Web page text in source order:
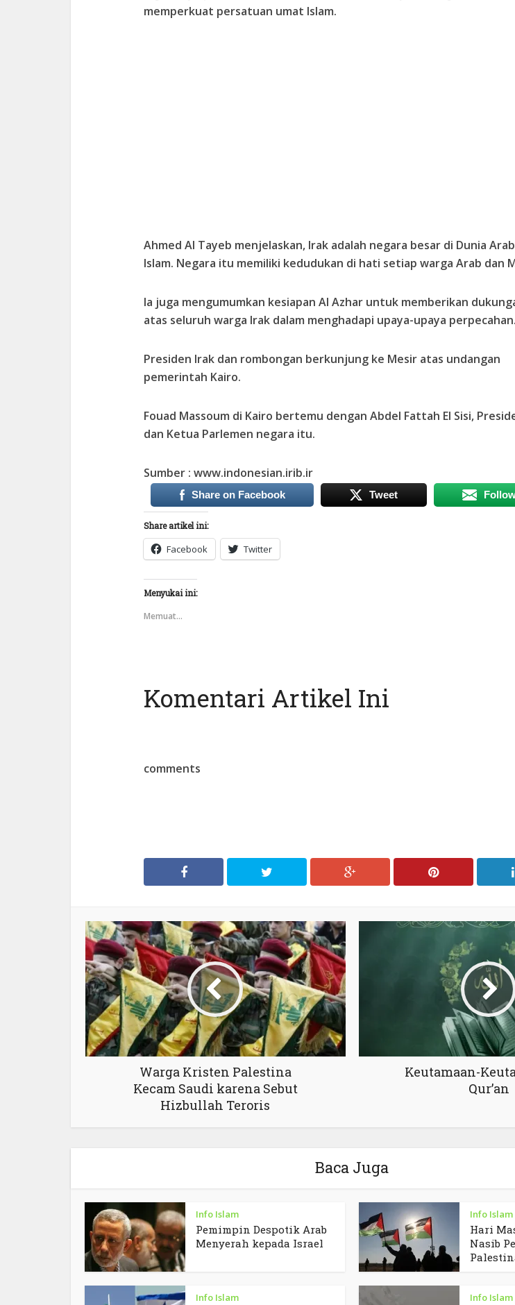
memperkuat persatuan umat Islam.
Ahmed Al Tayeb menjelaskan, Irak adalah negara besar di Dunia
Islam. Negara itu memiliki kedudukan di hati setiap warga Arab dan
Ia juga mengumumkan kesiapan Al Azhar untuk memberikan
atas seluruh warga Irak dalam menghadapi upaya-upaya perpecahan.
Presiden Irak dan rombongan berkunjung ke Mesir atas undangan
pemerintah Kairo.
Fouad Massoum di Kairo bertemu dengan Abdel Fattah El Sisi,
dan Ketua Parlemen negara itu.
Sumber : www.indonesian.irib.ir
Share on Facebook Tweet
Share artikel ini:
Facebook Twitter
Menyukai ini:
Memuat...
Komentari Artikel Ini
comments
Warga Kristen Palestina
Kecam Saudi karena Sebut
Hizbullah Teroris
Keutamaan-
Qur’an
Baca Juga
Info Islam
Pemimpin Despotik Arab
Menyerah kepada Israel
Info Islam
Hari
Nasib
Info Islam Info Islam